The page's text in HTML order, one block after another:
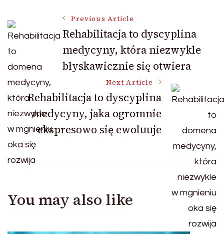
Post
Navigation
Previous Article
Rehabilitacja to dyscyplina
medycyny, która niezwykle
błyskawicznie się otwiera
Next Article
Rehabilitacja to dyscyplina
medycyny, jaka ogromnie
ekspresowo się ewoluuje
You may also like